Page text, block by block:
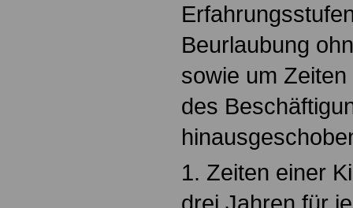
Beurlaubung
sowie um
des
1. Zeiten einer